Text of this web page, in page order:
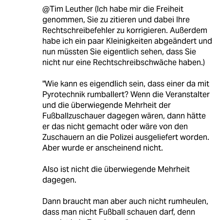
@Tim Leuther (Ich habe mir die Freiheit
genommen, Sie zu zitieren und dabei Ihre
Rechtschreibefehler zu korrigieren. Außerdem
habe ich ein paar Kleinigkeiten abgeändert und
nun müssten Sie eigentlich sehen, dass Sie
nicht nur eine Rechtschreibschwäche haben.)
"Wie kann es eigendlich sein, dass einer da mit
Pyrotechnik rumballert? Wenn die Veranstalter
und die überwiegende Mehrheit der
Fußballzuschauer dagegen wären, dann hätte
er das nicht gemacht oder wäre von den
Zuschauern an die Polizei ausgeliefert worden.
Aber wurde er anscheinend nicht.
Also ist nicht die überwiegende Mehrheit
dagegen.
Dann braucht man aber auch nicht rumheulen,
dass man nicht Fußball schauen darf, denn